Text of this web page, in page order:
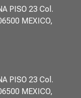
PISO 23 Col.
MEXICO,
PISO 23 Col.
MEXICO,